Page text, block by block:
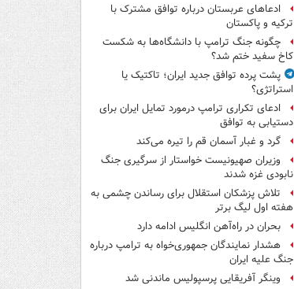
ادعاهای عربستان درباره توافق مشترک با
ترکیه و پاکستان
چگونه جنگ ترامپ با دانشگاه‌ها به شکست
کاخ سفید ختم شد؟
پشت پرده توافق جدید ایران؛ تاکتیک یا
استراتژی؟
ادعای تکراری ترامپ درمورد تمایل ایران برای
دستیابی به توافق
گرد و غبار آسمان قم را تیره می‌کند
وزیران صهیونیست خواستار از سرگیری جنگ
نابودی غزه شدند
تلاش پزشکان استقلال برای رساندن چشمی به
هفته اول لیگ برتر
بحران در راه‌آهن انگلیس ادامه دارد
هشدار نمایندگان جمهوری‌خواه به ترامپ درباره
جنگ علیه ایران
وینگر آفریقایی پرسپولیس ماندنی شد